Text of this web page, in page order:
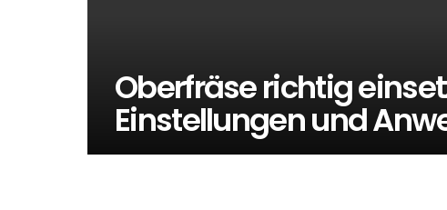
Oberfräse richtig
Einstellungen und